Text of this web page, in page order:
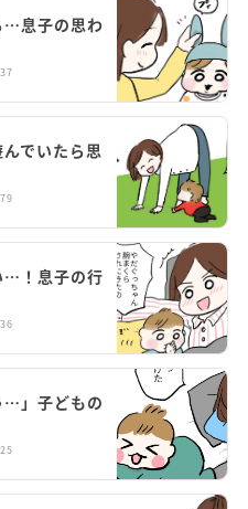
…息子の思わ
でいたら思
…！息子の行
…」子どもの